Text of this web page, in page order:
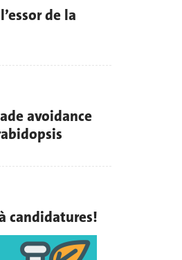
de la
avoidance
candidatures!